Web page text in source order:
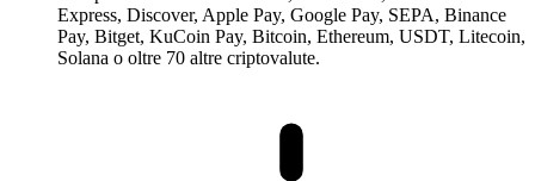
Express, Discover, Apple Pay, Google Pay, SEPA, Binance
Pay, Bitget, KuCoin Pay, Bitcoin, Ethereum, USDT, Litecoin,
Solana o oltre 70 altre criptovalute.